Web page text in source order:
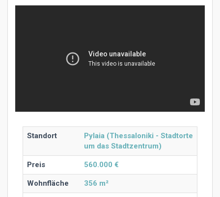
Standort
Pylaia (Thessaloniki - Stadtorte
um das Stadtzentrum)
Preis 560.000 €
Wohnfläche 356 m²